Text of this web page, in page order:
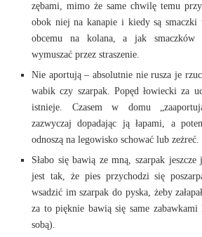
zębami, mimo że same chwilę temu
obok niej na kanapie i kiedy są
obcemu na kolana, a jak smaczków
wymuszać przez straszenie.
Nie aportują – absolutnie nie rusza je
wabik czy szarpak. Popęd łowiecki za
istnieje. Czasem w domu
zazwyczaj dopadając ją łapami, a
odnoszą na legowisko schować lub zeżreć.
Słabo się bawią ze mną, szarpak
jest tak, że pies przychodzi się
wsadzić im szarpak do pyska, żeby
za to pięknie bawią się same
sobą).